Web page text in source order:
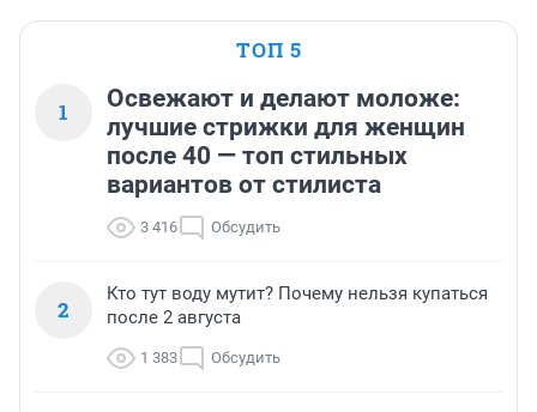
ТОП 5
1
Освежают и делают моложе:
лучшие стрижки для женщин
после 40 — топ стильных
вариантов от стилиста
3 416 Обсудить
2
Кто тут воду мутит? Почему нельзя купаться
после 2 августа
1 383 Обсудить